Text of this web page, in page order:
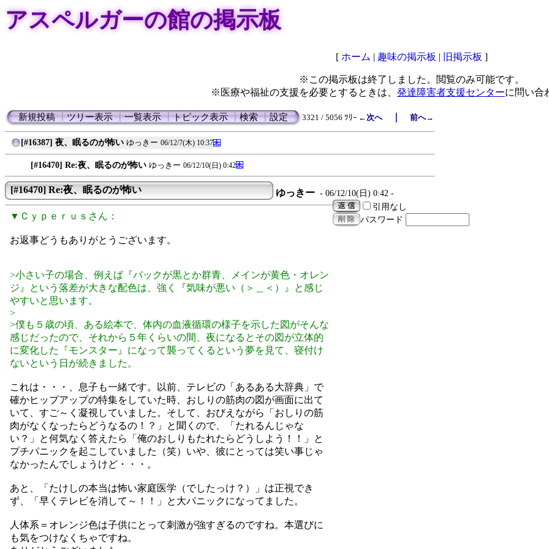
アスペルガーの館の掲示板
[ ホーム | 趣味の掲示板 | 旧掲示板 ]
※この掲示板は終了しました。閲覧のみ可能です。
※医療や福祉の支援を必要とするときは、 発達障害者支援センターに問い合
新規投稿┃ツリー表示┃一覧表示┃トピック表示┃検索┃設定 3321 / 5056 ﾂﾘｰ ←次へ｜ 前へ→
[#16387] 夜、眠るのが怖い ゆっきー 06/12/7(木) 10:37
[#16470] Re:夜、眠るのが怖い ゆっきー 06/12/10(日) 0:42
[#16470] Re:夜、眠るのが怖い ゆっきー - 06/12/10(日) 0:42 -
引用なし
パスワード
▼Ｃｙｐｅｒｕｓさん：
お返事どうもありがとうございます。
>小さい子の場合、例えば『バックが黒とか群青、メインが黄色・オレン
ジ』という落差が大きな配色は、強く『気味が悪い（＞＿＜）』と感じ
やすいと思います。
>
>僕も５歳の頃、ある絵本で、体内の血液循環の様子を示した図がそんな
感じだったので、それから５年くらいの間、夜になるとその図が立体的
に変化した『モンスター』になって襲ってくるという夢を見て、寝付け
ないという日が続きました。
これは・・・、息子も一緒です。以前、テレビの「あるある大辞典」で
確かヒップアップの特集をしていた時、おしりの筋肉の図が画面に出て
いて、すご～く凝視していました。そして、おびえながら「おしりの筋
肉がなくなったらどうなるの！？」と聞くので、「たれるんじゃな
い？」と何気なく答えたら「俺のおしりもたれたらどうしよう！！」と
プチパニックを起こしていました（笑）いや、彼にとっては笑い事じゃ
なかったんでしょうけど・・・。
あと、「たけしの本当は怖い家庭医学（でしたっけ？）」は正視でき
ず、「早くテレビを消して～！！」と大パニックになってました。
人体系＝オレンジ色は子供にとって刺激が強すぎるのですね。本選びに
も気をつけなくちゃですね。